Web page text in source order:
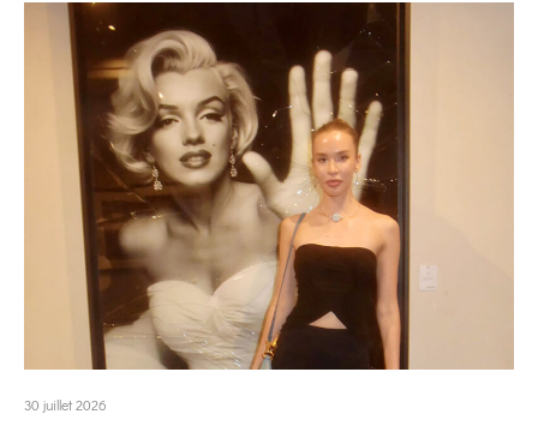
30 juillet 2026